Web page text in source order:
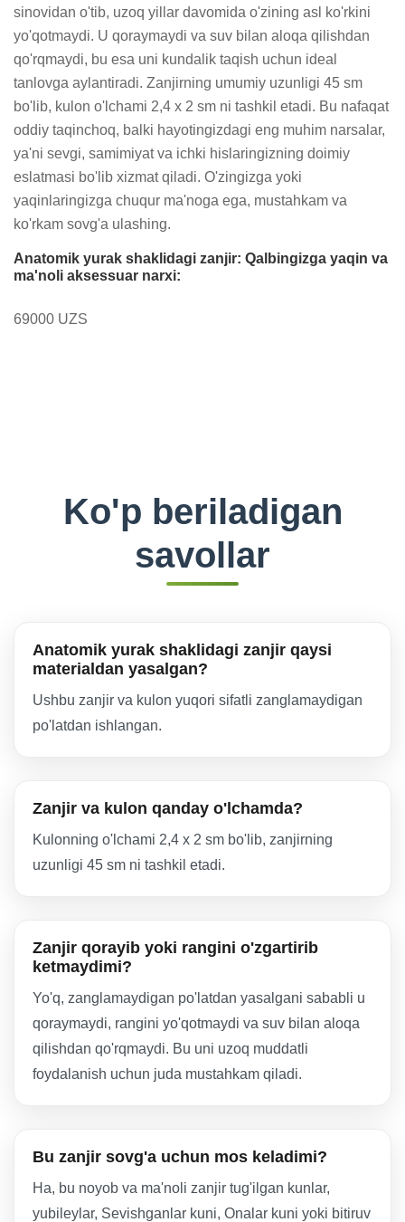
sinovidan o'tib, uzoq yillar davomida o'zining asl ko'rkini
yo'qotmaydi. U qoraymaydi va suv bilan aloqa qilishdan
qo'rqmaydi, bu esa uni kundalik taqish uchun ideal
tanlovga aylantiradi. Zanjirning umumiy uzunligi 45 sm
bo'lib, kulon o'lchami 2,4 x 2 sm ni tashkil etadi. Bu nafaqat
oddiy taqinchoq, balki hayotingizdagi eng muhim narsalar,
ya'ni sevgi, samimiyat va ichki hislaringizning doimiy
eslatmasi bo'lib xizmat qiladi. O'zingizga yoki
yaqinlaringizga chuqur ma'noga ega, mustahkam va
ko'rkam sovg'a ulashing.
Anatomik yurak shaklidagi zanjir: Qalbingizga yaqin va
ma'noli aksessuar narxi:
69000 UZS
Ko'p beriladigan
savollar
Anatomik yurak shaklidagi zanjir qaysi
materialdan yasalgan?
Ushbu zanjir va kulon yuqori sifatli zanglamaydigan
po'latdan ishlangan.
Zanjir va kulon qanday o'lchamda?
Kulonning o'lchami 2,4 x 2 sm bo'lib, zanjirning
uzunligi 45 sm ni tashkil etadi.
Zanjir qorayib yoki rangini o'zgartirib
ketmaydimi?
Yo'q, zanglamaydigan po'latdan yasalgani sababli u
qoraymaydi, rangini yo'qotmaydi va suv bilan aloqa
qilishdan qo'rqmaydi. Bu uni uzoq muddatli
foydalanish uchun juda mustahkam qiladi.
Bu zanjir sovg'a uchun mos keladimi?
Ha, bu noyob va ma'noli zanjir tug'ilgan kunlar,
yubileylar, Sevishganlar kuni, Onalar kuni yoki bitiruv